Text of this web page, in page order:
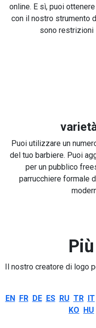
online. E sì, puoi
con il nostro strumento
sono
Puoi utilizzare un
del tuo barbiere. Puoi
per un pubblico
parrucchiere formale
Il nostro creatore di logo
EN FR DE ES RU TR IT
KO HU